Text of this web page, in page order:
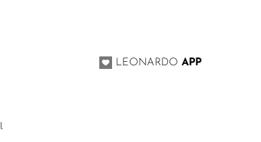
LEONARDOAPP